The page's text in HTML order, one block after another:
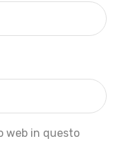
web in questo